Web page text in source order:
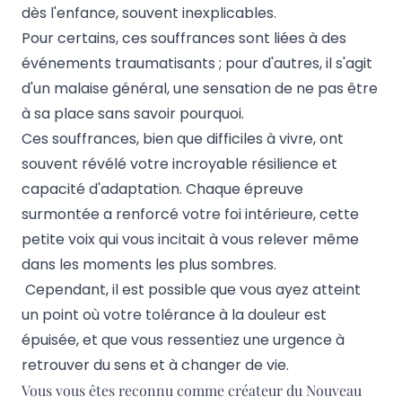
dès l'enfance, souvent inexplicables.
Pour certains, ces souffrances sont liées à des
événements traumatisants ; pour d'autres, il s'agit
d'un malaise général, une sensation de ne pas être
à sa place sans savoir pourquoi.
Ces souffrances, bien que difficiles à vivre, ont
souvent révélé votre incroyable résilience et
capacité d'adaptation. Chaque épreuve
surmontée a renforcé votre foi intérieure, cette
petite voix qui vous incitait à vous relever même
dans les moments les plus sombres.
Cependant, il est possible que vous ayez atteint
un point où votre tolérance à la douleur est
épuisée, et que vous ressentiez une urgence à
retrouver du sens et à changer de vie.
Vous vous êtes reconnu comme créateur du Nouveau